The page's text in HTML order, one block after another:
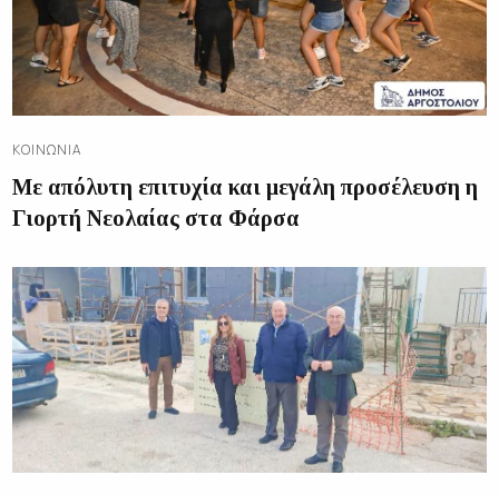
ΚΟΙΝΩΝΊΑ
Με απόλυτη επιτυχία και μεγάλη προσέλευση η
Γιορτή Νεολαίας στα Φάρσα